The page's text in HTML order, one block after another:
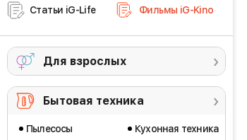
Статьи iG-Life Фильмы iG-Kino
Для взрослых
Бытовая техника
Пылесосы
Кухонная техника